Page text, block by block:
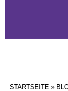
STARTSEITE »